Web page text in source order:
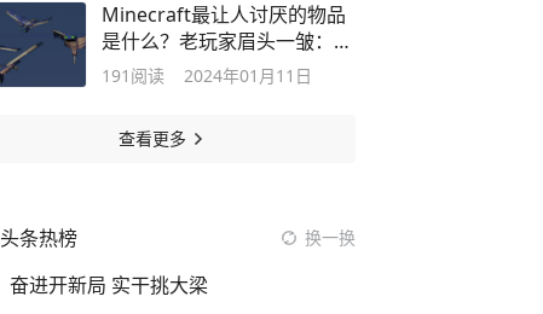
Minecraft最让人讨厌的物品
是什么？老玩家眉头一皱：幻
翼膜！
191 阅读 2024年01月11日
查看更多
头条热榜 换一换
奋进开新局 实干挑大梁